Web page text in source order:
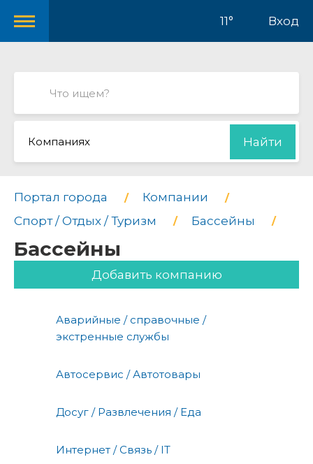
11° Вход
Компаниях Найти
Портал города
Компании
Спорт / Отдых / Туризм
Бассейны
Бассейны
Добавить компанию
Аварийные / справочные /
экстренные службы
Автосервис / Автотовары
Досуг / Развлечения / Еда
Интернет / Связь / IT